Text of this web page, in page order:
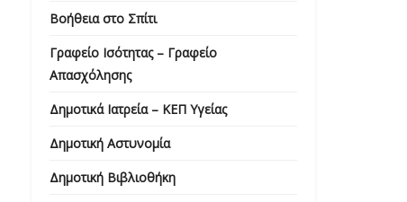
Βοήθεια στο Σπίτι
Γραφείο Ισότητας – Γραφείο
Απασχόλησης
Δημοτικά Ιατρεία – ΚΕΠ Υγείας
Δημοτική Αστυνομία
Δημοτική Βιβλιοθήκη